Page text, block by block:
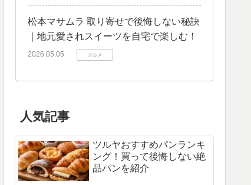
松本マサムラ 取り寄せで後悔しない秘訣
｜地元愛されスイーツを自宅で楽しむ！
2026.05.05 グルメ
人気記事
ツルヤおすすめパンランキ
ング！買って後悔しない絶
品パンを紹介